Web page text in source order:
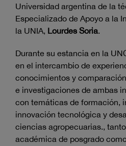
Universidad argentina de la
Especializado de Apoyo a la
la UNIA, Lourdes Soria.
Durante su estancia en la
en el intercambio de
conocimientos y
e investigaciones de ambas
con temáticas de formación,
innovación tecnológica y
ciencias agropecuarias.,
académica de posgrado